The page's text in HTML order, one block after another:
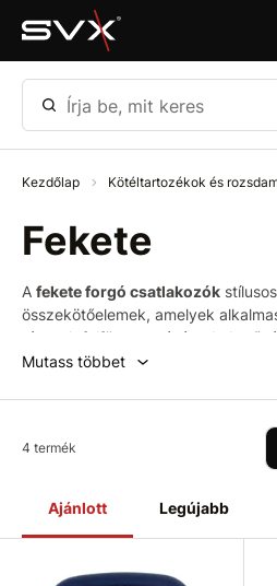
Ugrás az oldal fő részéhez
Írja be, mit keres
Kezdőlap Kötéltartozékok és
Fekete
A fekete forgó csatlakozók
összekötőelemek, amelyek
tárgyak felfüggesztésére.
elemek tengely körüli forgását, így
felületkezelés modern
és csökkentett
technikai, ipari vagy dizájnorientált
Mutass többet
Ajánlott Legújabb
4 termék